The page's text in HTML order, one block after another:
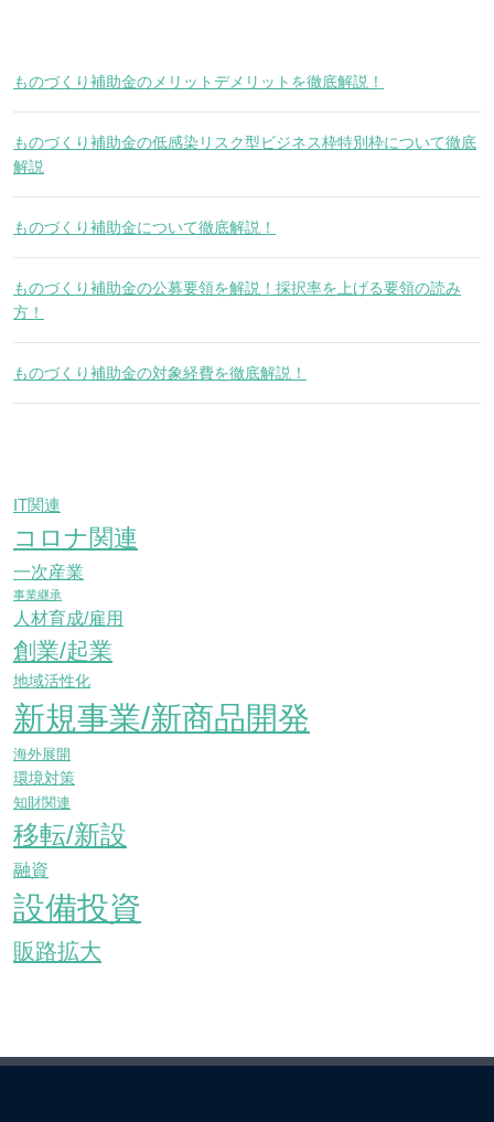
ものづくり補助金のメリットデメリットを徹底解説！
ものづくり補助金の低感染リスク型ビジネス枠特別枠について徹底
解説
ものづくり補助金について徹底解説！
ものづくり補助金の公募要領を解説！採択率を上げる要領の読み
方！
ものづくり補助金の対象経費を徹底解説！
IT関連
コロナ関連
一次産業
事業継承
人材育成/雇用
創業/起業
地域活性化
新規事業/新商品開発
海外展開
環境対策
知財関連
移転/新設
融資
設備投資
販路拡大